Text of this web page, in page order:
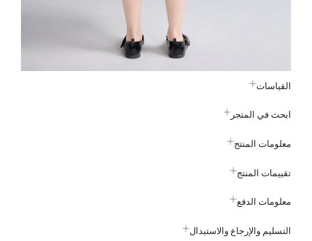
القياسات
ابحث في المتجر
معلومات المنتج
تقييمات المنتج
معلومات الدفع
التسليم والإرجاع والاستبدال